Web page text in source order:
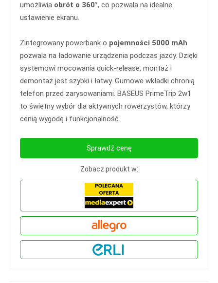
umożliwia obrót o 360°, co pozwala na idealne
ustawienie ekranu.
Zintegrowany powerbank o pojemności 5000 mAh
pozwala na ładowanie urządzenia podczas jazdy. Dzięki
systemowi mocowania quick-release, montaż i
demontaż jest szybki i łatwy. Gumowe wkładki chronią
telefon przed zarysowaniami. BASEUS PrimeTrip 2w1
to świetny wybór dla aktywnych rowerzystów, którzy
cenią wygodę i funkcjonalność.
Sprawdź cenę
Zobacz produkt w: